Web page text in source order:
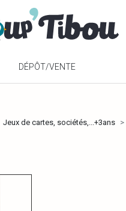
DÉPÔT/VENTE
Jeux de cartes, sociétés,...+3ans